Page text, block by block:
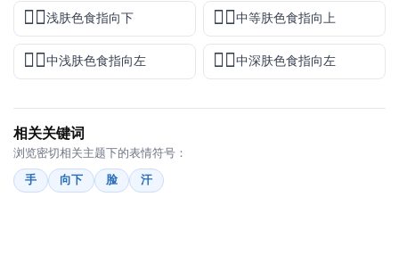
👇🏻浅肤色食指向下 👆🏽中等肤色食指向上
👈🏼中浅肤色食指向左 👈🏾中深肤色食指向左
相关关键词
浏览密切相关主题下的表情符号：
手
向下 脸 汗